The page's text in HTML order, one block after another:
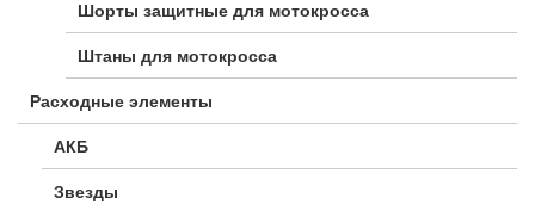
Шорты защитные для мотокросса
Штаны для мотокросса
Расходные элементы
АКБ
Звезды